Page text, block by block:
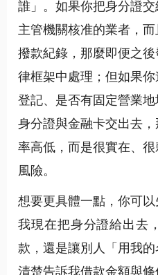
誰」。如果你把身分證
主管機關核准的業者，而
撥款紀錄，那麼即便之
律框架中處理；但如果
登記、是否有固定營業
身分證與金融卡交出去
率高低，而是很實在、
風險。
想要更具體一點，你可
我現在把身分證給出去
款，還是讓別人「用我
清楚告訴我借款金額與